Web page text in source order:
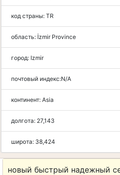
код страны: TR
область: İzmir Province
город: Izmir
почтовый индекс:N/A
континент: Asia
долгота: 27,143
широта: 38,424
новый быстрый надежный